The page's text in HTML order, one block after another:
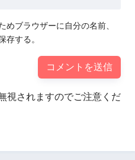
めブラウザーに自分の名前、
存する。
視されますのでご注意くだ